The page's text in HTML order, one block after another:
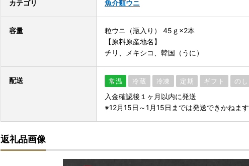
カテゴリ 魚介類ウニ
容量
粒ウニ（瓶入り） 45ｇ×2本
【原料原産地名】
チリ、メキシコ、韓国（うに）
配送 常温 冷蔵 冷凍 定期 ギフト のし
入金確認後１ヶ月以内に発送
※12月15日～1月15日までは発送できかねます
返礼品画像